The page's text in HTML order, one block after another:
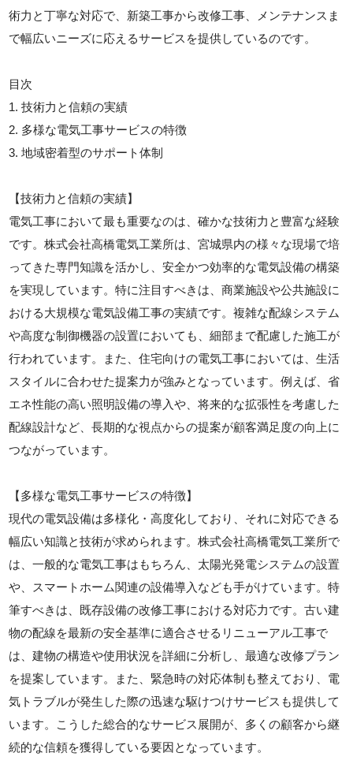
術力と丁寧な対応で、新築工事から改修工事、メンテナンスま
で幅広いニーズに応えるサービスを提供しているのです。
目次
1. 技術力と信頼の実績
2. 多様な電気工事サービスの特徴
3. 地域密着型のサポート体制
【技術力と信頼の実績】
電気工事において最も重要なのは、確かな技術力と豊富な経験
です。株式会社高橋電気工業所は、宮城県内の様々な現場で培
ってきた専門知識を活かし、安全かつ効率的な電気設備の構築
を実現しています。特に注目すべきは、商業施設や公共施設に
おける大規模な電気設備工事の実績です。複雑な配線システム
や高度な制御機器の設置においても、細部まで配慮した施工が
行われています。また、住宅向けの電気工事においては、生活
スタイルに合わせた提案力が強みとなっています。例えば、省
エネ性能の高い照明設備の導入や、将来的な拡張性を考慮した
配線設計など、長期的な視点からの提案が顧客満足度の向上に
つながっています。
【多様な電気工事サービスの特徴】
現代の電気設備は多様化・高度化しており、それに対応できる
幅広い知識と技術が求められます。株式会社高橋電気工業所で
は、一般的な電気工事はもちろん、太陽光発電システムの設置
や、スマートホーム関連の設備導入なども手がけています。特
筆すべきは、既存設備の改修工事における対応力です。古い建
物の配線を最新の安全基準に適合させるリニューアル工事で
は、建物の構造や使用状況を詳細に分析し、最適な改修プラン
を提案しています。また、緊急時の対応体制も整えており、電
気トラブルが発生した際の迅速な駆けつけサービスも提供して
います。こうした総合的なサービス展開が、多くの顧客から継
続的な信頼を獲得している要因となっています。